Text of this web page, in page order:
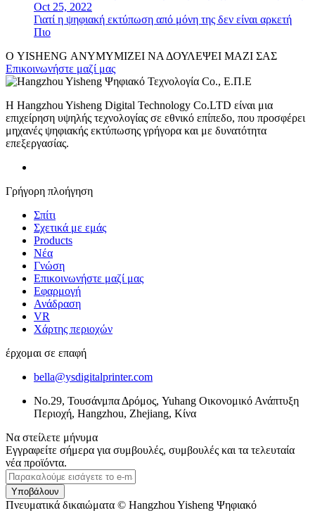
Oct 25, 2022
Γιατί η ψηφιακή εκτύπωση από μόνη της δεν είναι αρκετή
Πιο
Ο YISHENG ΑΝΥΜΥΜΙΖΕΙ ΝΑ ΔΟΥΛΕΨΕΙ ΜΑΖΙ ΣΑΣ
Επικοινωνήστε μαζί μας
Η Hangzhou Yisheng Digital Technology Co.LTD είναι μια
επιχείρηση υψηλής τεχνολογίας σε εθνικό επίπεδο, που προσφέρει
μηχανές ψηφιακής εκτύπωσης γρήγορα και με δυνατότητα
επεξεργασίας.
Γρήγορη πλοήγηση
Σπίτι
Σχετικά με εμάς
Products
Νέα
Γνώση
Επικοινωνήστε μαζί μας
Εφαρμογή
Ανάδραση
VR
Χάρτης περιοχών
έρχομαι σε επαφή
bella@ysdigitalprinter.com
Νο.29, Τουσάνμπα Δρόμος, Yuhang Οικονομικό Ανάπτυξη
Περιοχή, Hangzhou, Zhejiang, Κίνα
Να στείλετε μήνυμα
Εγγραφείτε σήμερα για συμβουλές, συμβουλές και τα τελευταία
νέα προϊόντα.
Υποβάλουν
Πνευματικά δικαιώματα © Hangzhou Yisheng Ψηφιακό